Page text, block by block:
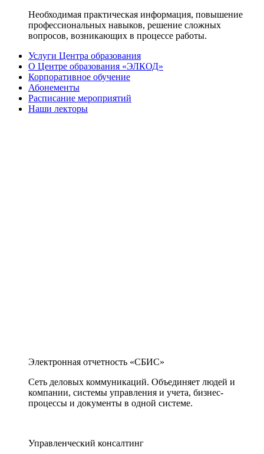
Необходимая практическая информация, повышение
профессиональных навыков, решение сложных
вопросов, возникающих в процессе работы.
Услуги Центра образования
О Центре образования «ЭЛКОД»
Корпоративное обучение
Абонементы
Расписание мероприятий
Наши лекторы
Электронная отчетность «СБИС»
Сеть деловых коммуникаций. Объединяет людей и
компании, системы управления и учета, бизнес-
процессы и документы в одной системе.
Управленческий консалтинг